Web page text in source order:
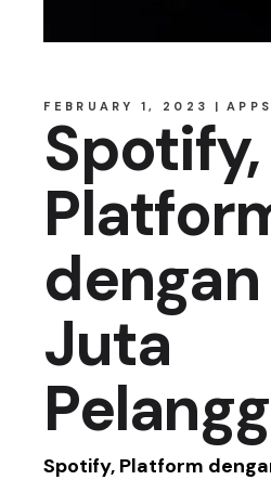
FEBRUARY 1, 2023 APPS
Spotify,
Juta
Spotify, Platform